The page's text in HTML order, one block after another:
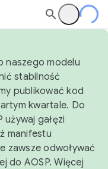
naszego modelu
stabilność
publikować kod
kwartale. Do
gałęzi
manifestu
zawsze odwoływać
do AOSP. Więcej